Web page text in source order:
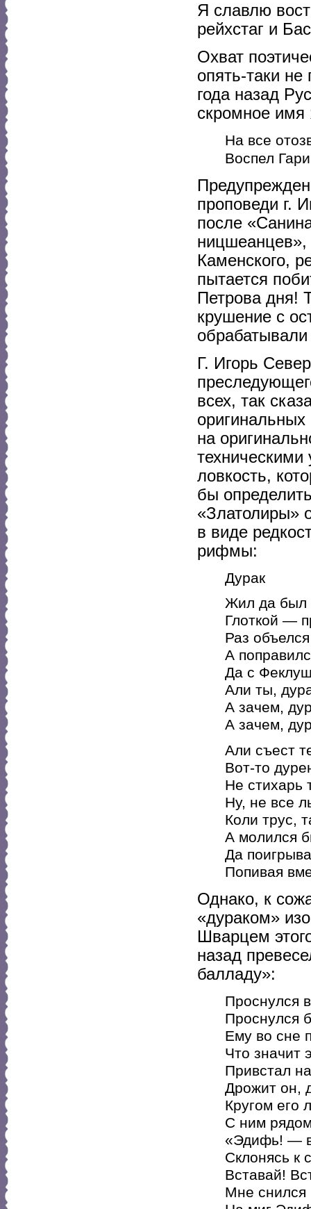
Я славлю
рейхстаг и
Охват
опять-таки
года назад
скромное
На все
Воспел
проповеди г.
после
ницшеанцев»,
Каменского,
пытается
Петрова дня!
крушение с
Г. Игорь
всех, так
на
ловкость,
бы
«Златолиры»
в виде
рифмы:
Дурак
Жил да был
Глоткой —
Раз
А
Да с
Али ты,
А зачем,
А зачем,
Али съест
Вот-то
Не стихарь
Ну, не все
Коли трус,
А молился
Да
Попивая
Однако, к
«дураком»
Шварцем
назад
балладу»:
Проснулся
Проснулся
Ему во сне
Что значит
Привстал
Дрожит он,
Кругом его
С ним
«Эдифь! —
Склонясь к
Вставай!
Мне снился